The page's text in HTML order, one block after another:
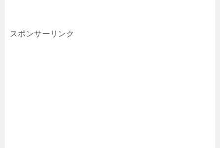
スポンサーリンク